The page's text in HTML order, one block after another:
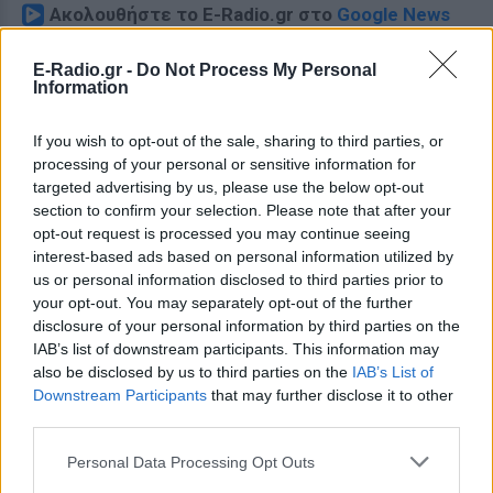
E-Radio.gr - Do Not Process My Personal
Information
If you wish to opt-out of the sale, sharing to third parties, or
processing of your personal or sensitive information for
targeted advertising by us, please use the below opt-out
section to confirm your selection. Please note that after your
opt-out request is processed you may continue seeing
interest-based ads based on personal information utilized by
us or personal information disclosed to third parties prior to
your opt-out. You may separately opt-out of the further
disclosure of your personal information by third parties on the
IAB’s list of downstream participants. This information may
also be disclosed by us to third parties on the IAB’s List of
Downstream Participants that may further disclose it to other
Personal Data Processing Opt Outs
Ακολουθήστε το E-Radio.gr στο Google News
Για ακόμη περισσότερα
Ακολουθήστε το E-Radio.gr και στο Instagram
ΔΙΑΦΗΜΙΣΗ